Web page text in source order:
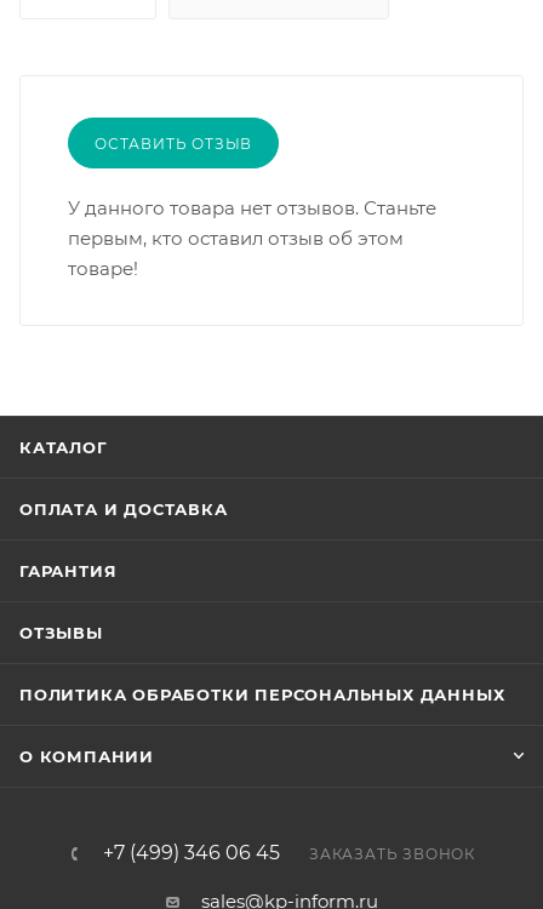
ОСТАВИТЬ ОТЗЫВ
У данного товара нет отзывов. Станьте
первым, кто оставил отзыв об этом
товаре!
КАТАЛОГ
ОПЛАТА И ДОСТАВКА
ГАРАНТИЯ
ОТЗЫВЫ
ПОЛИТИКА ОБРАБОТКИ ПЕРСОНАЛЬНЫХ ДАННЫХ
О КОМПАНИИ
+7 (499) 346 06 45 ЗАКАЗАТЬ ЗВОНОК
sales@kp-inform.ru